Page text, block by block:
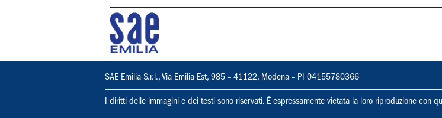
SAE Emilia S.r.l., Via Emilia Est, 985 – 41122, Modena – PI 04155780366
I diritti delle immagini e dei testi sono riservati. È espressamente vietata la loro riproduzione con